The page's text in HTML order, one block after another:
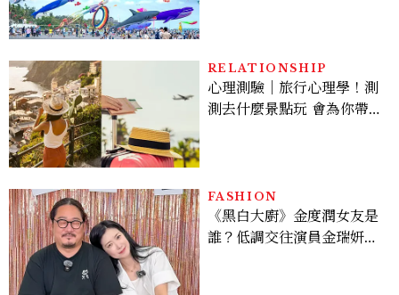
RELATIONSHIP
心理測驗｜旅行心理學！測
測去什麼景點玩 會為你帶來
FASHION
《黑白大廚》金度潤女友是
誰？低調交往演員金瑞妍、